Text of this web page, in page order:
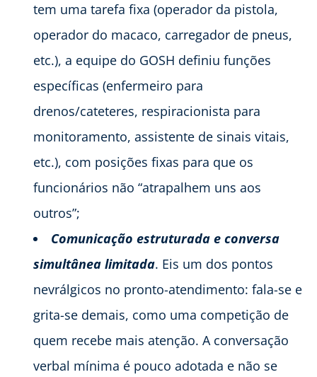
tem uma tarefa fixa (operador da pistola,
operador do macaco, carregador de pneus,
etc.), a equipe do GOSH definiu funções
específicas (enfermeiro para
drenos/cateteres, respiracionista para
monitoramento, assistente de sinais vitais,
etc.), com posições fixas para que os
funcionários não “atrapalhem uns aos
outros”;
Comunicação estruturada e conversa
simultânea limitada. Eis um dos pontos
nevrálgicos no pronto-atendimento: fala-se e
grita-se demais, como uma competição de
quem recebe mais atenção. A conversação
verbal mínima é pouco adotada e não se